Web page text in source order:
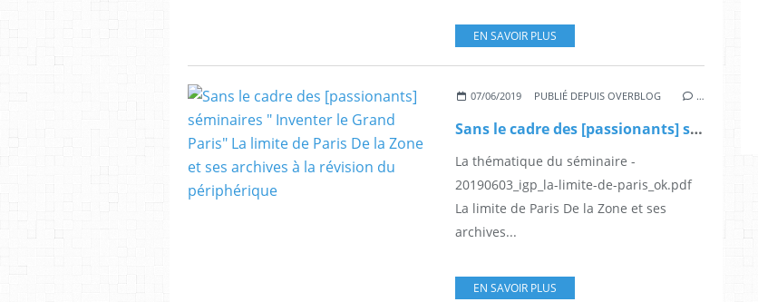
EN SAVOIR PLUS
07/06/2019 PUBLIÉ DEPUIS OVERBLOG …
Sans le cadre des [passionants] séminaires " Inventer le Grand Paris" La limite de Paris De la Zone et ses archives à la révision du périphérique
La thématique du séminaire -
20190603_igp_la-limite-de-paris_ok.pdf
La limite de Paris De la Zone et ses
archives...
EN SAVOIR PLUS